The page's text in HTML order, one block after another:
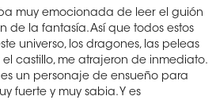
muy emocionada de leer el guión
de la fantasía. Así que todos estos
universo, los dragones, las peleas
el castillo, me atrajeron de inmediato.
un personaje de ensueño para
fuerte y muy sabia. Y es